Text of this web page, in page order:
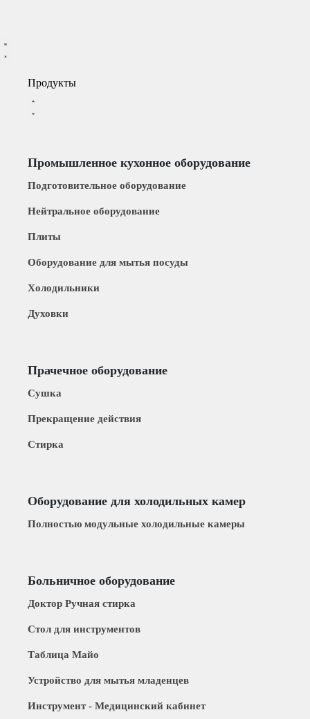
Продукты
Промышленное кухонное оборудование
Подготовительное оборудование
Нейтральное оборудование
Плиты
Оборудование для мытья посуды
Xолодильники
Духовки
Прачечное оборудование
Сушка
Прекращение действия
Стирка
Оборудование для холодильных камер
Полностью модульные холодильные камеры
Больничное оборудование
Доктор Ручная стирка
Стол для инструментов
Таблица Майо
Устройство для мытья младенцев
Инструмент - Медицинский кабинет